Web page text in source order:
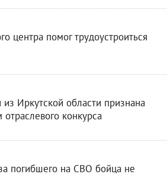
центра помог трудоустроиться
Иркутской области признана
конкурса
погибшего на СВО бойца не